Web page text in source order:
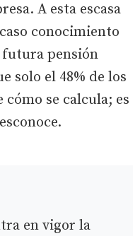
A esta escasa
conocimiento
futura pensión
solo el 48% de los
cómo se calcula; es
en vigor la